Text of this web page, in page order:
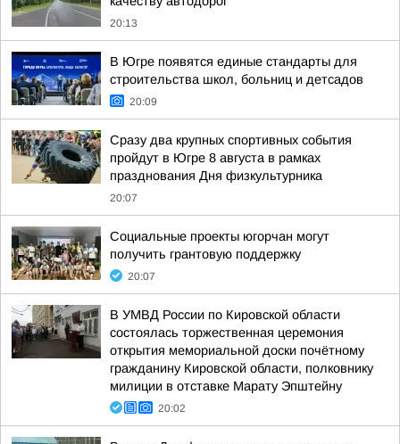
20:13
В Югре появятся единые стандарты для
строительства школ, больниц и детсадов
20:09
Сразу два крупных спортивных события
пройдут в Югре 8 августа в рамках
празднования Дня физкультурника
20:07
Социальные проекты югорчан могут
получить грантовую поддержку
20:07
В УМВД России по Кировской области
состоялась торжественная церемония
открытия мемориальной доски почётному
гражданину Кировской области, полковнику
милиции в отставке Марату Эпштейну
20:02